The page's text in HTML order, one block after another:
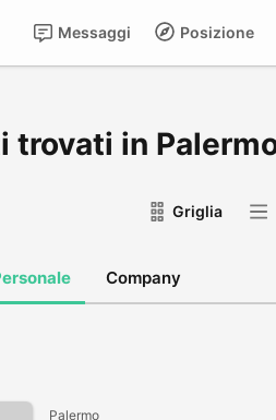
Posizione
Messaggi
trovati in
Griglia
Company
Palermo